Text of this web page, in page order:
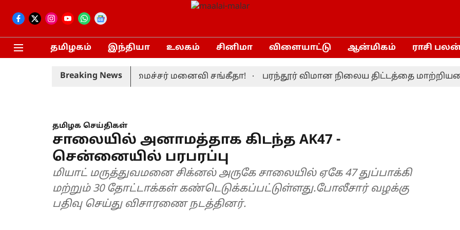
தமிழகம் இந்தியா உலகம் சினிமா விளையாட்டு ஆன்மிகம் ராசி
Breaking News
திரும்பப் பெற்றார் முதலமைச்சர் மனைவி சங்கீதா! பரந்தூர் விமான நிலைய திட்டத்தை
தமிழக செய்திகள்
சாலையில் அனாமத்தாக கிடந்த AK47 -
சென்னையில் பரபரப்பு
மியாட் மருத்துவமனை சிக்னல் அருகே சாலையில் ஏகே 47 துப்பாக்கி
மற்றும் 30 தோட்டாக்கள் கண்டெடுக்கப்பட்டுள்ளது.போலீசார் வழக்கு
பதிவு செய்து விசாரணை நடத்தினர்.